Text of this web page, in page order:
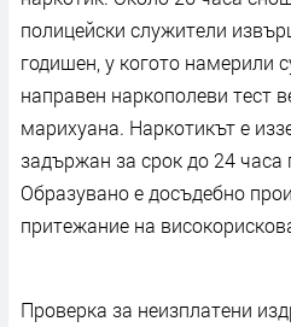
полицейски служители
годишен, у когото намерили
направен наркополеви тест
марихуана. Наркотикът е
задържан за срок до 24
Образувано е досъдебно
притежание на
Проверка за неизплатени